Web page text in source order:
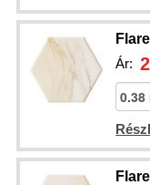
Ár: